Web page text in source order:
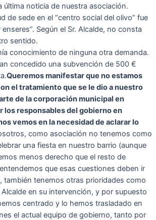
última noticia de nuestra asociación.
de sede en el “centro social del olivo” fue
enseres”. Según el Sr. Alcalde, no consta
sentido.
conocimiento de ninguna otra demanda.
concedido una subvención de 500 €
Queremos manifestar que no estamos
el tratamiento que se le dio a nuestro
de la corporación municipal en
los responsables del gobierno en
vemos en la necesidad de aclarar lo
como asociación no tenemos como
una fiesta en nuestro barrio (aunque
menos derecho que el resto de
que esas cuestiones deben ir
también tenemos otras prioridades como
Alcalde en su intervención, y por supuesto
centrado y lo hemos trasladado en
el actual equipo de gobierno, tanto por